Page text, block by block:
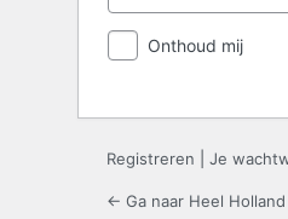
Onthoud mij
Registreren Je
← Ga naar Heel Holland